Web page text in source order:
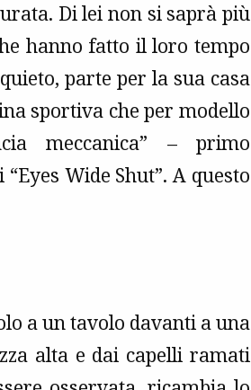
Di lei non si saprà più
hanno fatto il loro tempo
parte per la sua casa
sportiva che per modello
meccanica” – primo
Wide Shut”. A questo
a un tavolo davanti a una
alta e dai capelli ramati